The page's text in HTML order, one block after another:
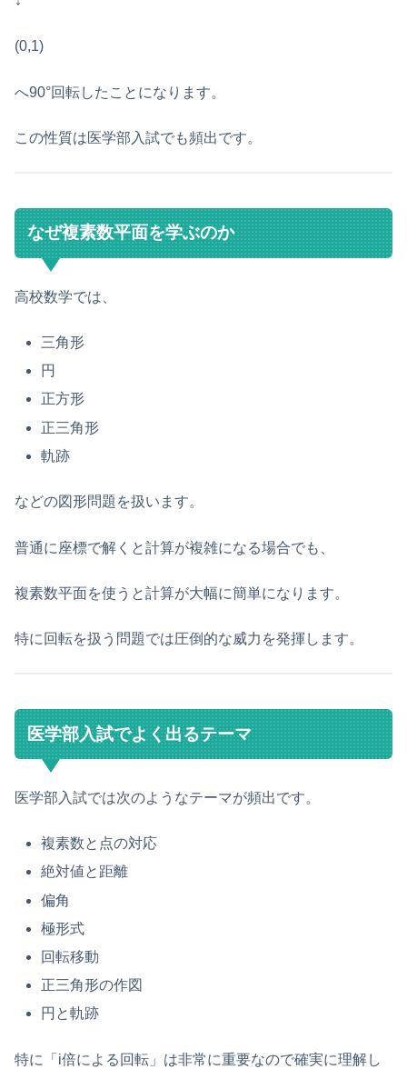
(0,1)
へ90°回転したことになります。
この性質は医学部入試でも頻出です。
なぜ複素数平面を学ぶのか
高校数学では、
三角形
円
正方形
正三角形
軌跡
などの図形問題を扱います。
普通に座標で解くと計算が複雑になる場合でも、
複素数平面を使うと計算が大幅に簡単になります。
特に回転を扱う問題では圧倒的な威力を発揮します。
医学部入試でよく出るテーマ
医学部入試では次のようなテーマが頻出です。
複素数と点の対応
絶対値と距離
偏角
極形式
回転移動
正三角形の作図
円と軌跡
特に「i倍による回転」は非常に重要なので確実に理解し